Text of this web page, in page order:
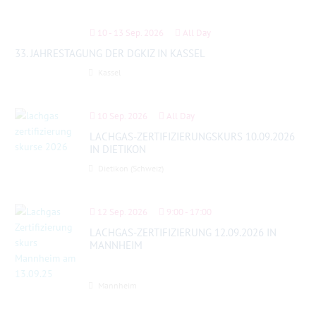
10 - 13 Sep. 2026 All Day
33. JAHRESTAGUNG DER DGKIZ IN KASSEL
10 Sep. 2026 All Day
LACHGAS-ZERTIFIZIERUNGSKURS 10.09.2026
IN DIETIKON
12 Sep. 2026 9:00 - 17:00
LACHGAS-ZERTIFIZIERUNG 12.09.2026 IN
MANNHEIM